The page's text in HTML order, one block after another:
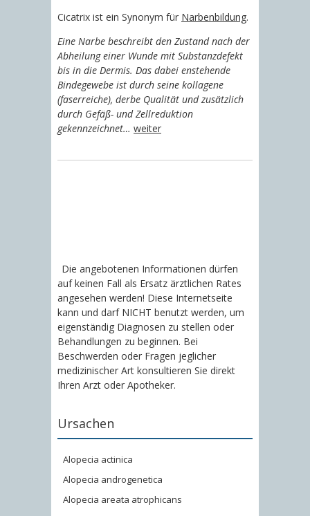
Cicatrix ist ein Synonym für Narbenbildung.
Eine Narbe beschreibt den Zustand nach der
Abheilung einer Wunde mit Substanzdefekt
bis in die Dermis. Das dabei enstehende
Bindegewebe ist durch seine kollagene
(faserreiche), derbe Qualität und zusätzlich
durch Gefäß- und Zellreduktion
gekennzeichnet… weiter
Die angebotenen Informationen dürfen
auf keinen Fall als Ersatz ärztlichen Rates
angesehen werden! Diese Internetseite
kann und darf NICHT benutzt werden, um
eigenständig Diagnosen zu stellen oder
Behandlungen zu beginnen. Bei
Beschwerden oder Fragen jeglicher
medizinischer Art konsultieren Sie direkt
Ihren Arzt oder Apotheker.
Ursachen
Alopecia actinica
Alopecia androgenetica
Alopecia areata atrophicans